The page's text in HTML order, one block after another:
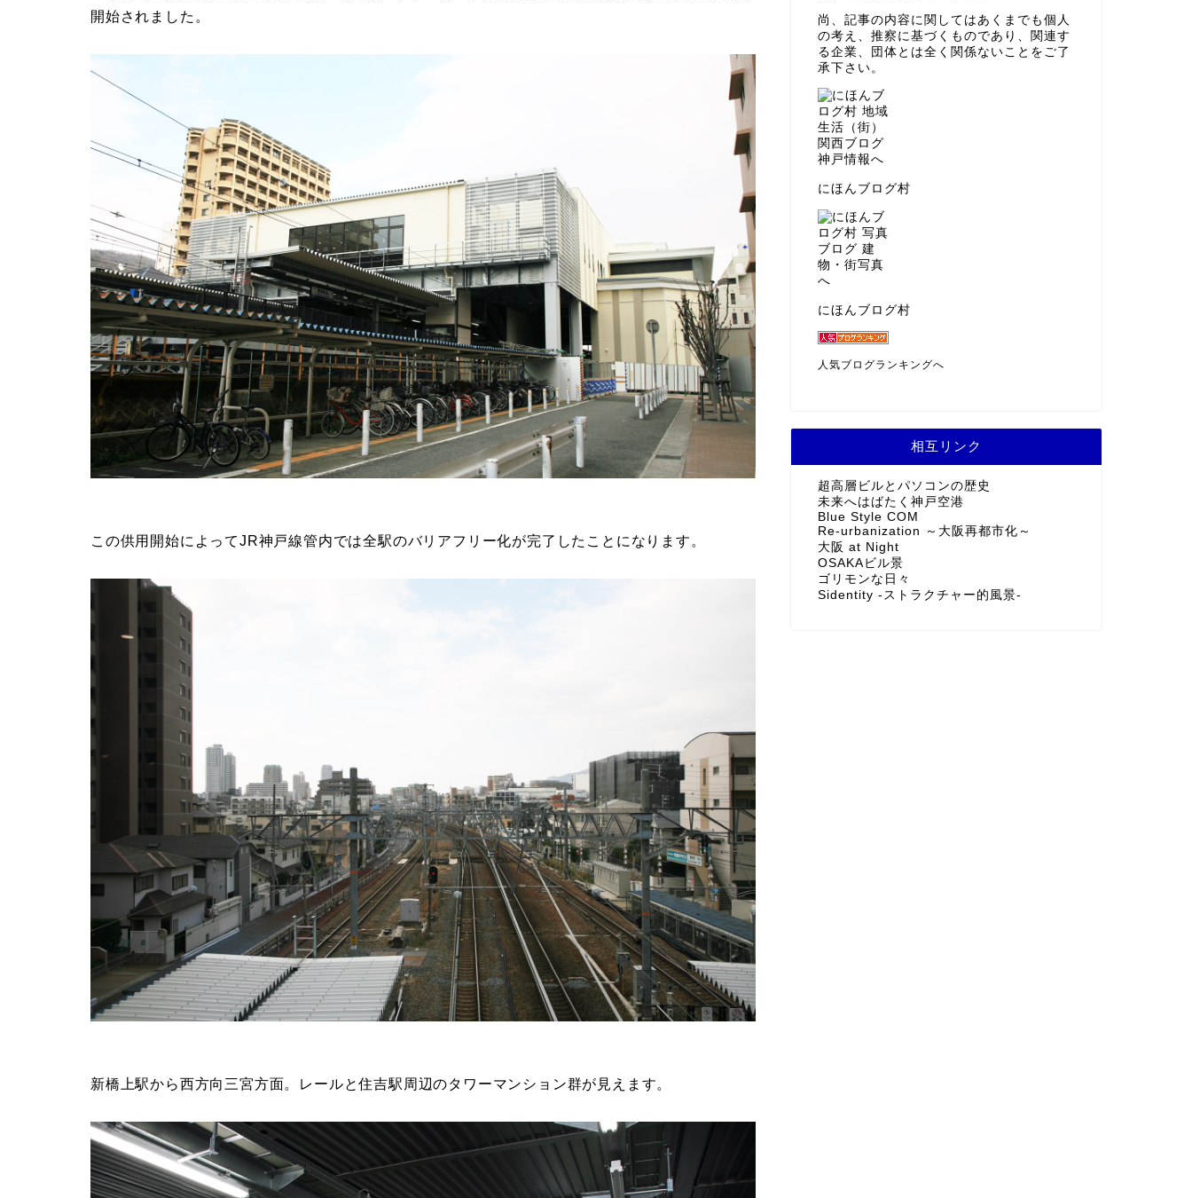
開始されました。
この供用開始によってJR神戸線管内では全駅のバリアフリー化が完了したことになります。
新橋上駅から西方向三宮方面。レールと住吉駅周辺のタワーマンション群が見えます。
尚、記事の内容に関してはあくまでも個人
の考え、推察に基づくものであり、関連す
る企業、団体とは全く関係ないことをご了
承下さい。
にほんブログ村
にほんブログ村
人気ブログランキングへ
相互リンク
超高層ビルとパソコンの歴史
未来へはばたく神戸空港
Blue Style COM
Re-urbanization ～大阪再都市化～
大阪 at Night
OSAKAビル景
ゴリモンな日々
Sidentity -ストラクチャー的風景-